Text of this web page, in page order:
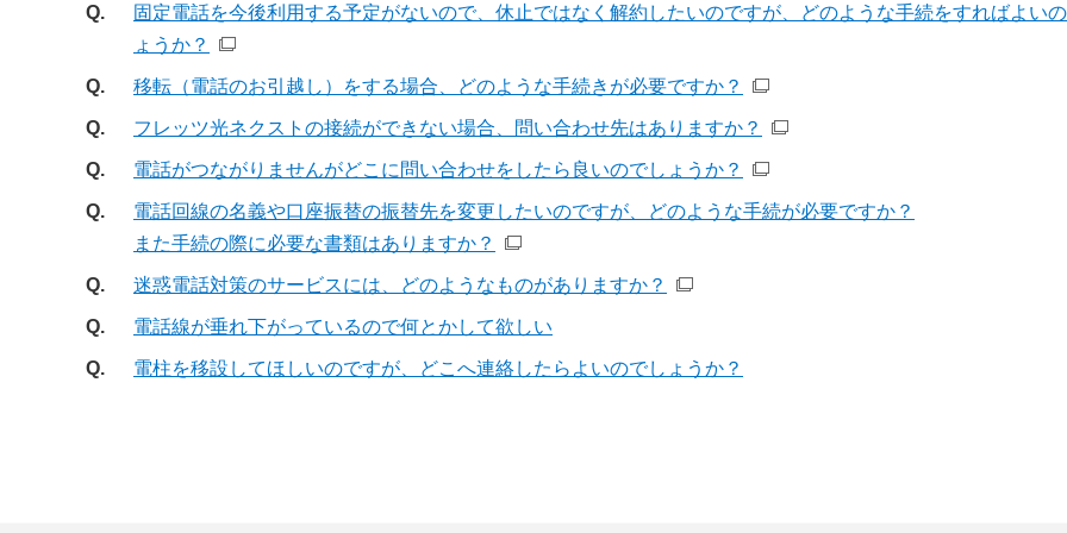
Q.
固定電話を今後利用する予定がないので、休止ではなく解約したいのですが、どのような手続をすればよい
ょうか？
Q. 移転（電話のお引越し）をする場合、どのような手続きが必要ですか？
Q. フレッツ光ネクストの接続ができない場合、問い合わせ先はありますか？
Q. 電話がつながりませんがどこに問い合わせをしたら良いのでしょうか？
Q.
電話回線の名義や口座振替の振替先を変更したいのですが、どのような手続が必要ですか？
また手続の際に必要な書類はありますか？
Q. 迷惑電話対策のサービスには、どのようなものがありますか？
Q. 電話線が垂れ下がっているので何とかして欲しい
Q. 電柱を移設してほしいのですが、どこへ連絡したらよいのでしょうか？